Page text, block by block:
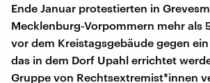
Ende Januar protestierten in
Mecklenburg-Vorpommern mehr als
vor dem Kreistagsgebäude gegen ein
das in dem Dorf Upahl errichtet
Gruppe von Rechtsextremist*innen